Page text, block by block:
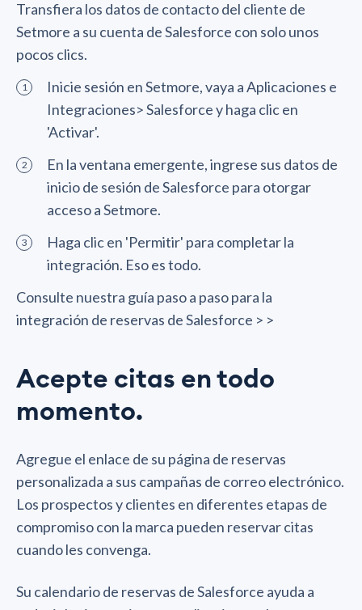
Transfiera los datos de contacto del cliente de
Setmore a su cuenta de Salesforce con solo unos
pocos clics.
Inicie sesión en Setmore, vaya a Aplicaciones e
Integraciones> Salesforce y haga clic en
'Activar'.
En la ventana emergente, ingrese sus datos de
inicio de sesión de Salesforce para otorgar
acceso a Setmore.
Haga clic en 'Permitir' para completar la
integración. Eso es todo.
Consulte nuestra guía paso a paso para la
integración de reservas de Salesforce > >
Acepte citas en todo
momento.
Agregue el enlace de su página de reservas
personalizada a sus campañas de correo electrónico.
Los prospectos y clientes en diferentes etapas de
compromiso con la marca pueden reservar citas
cuando les convenga.
Su calendario de reservas de Salesforce ayuda a